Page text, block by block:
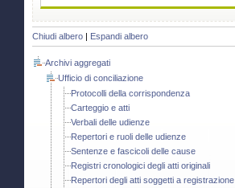
Chiudi albero Espandi albero
Archivi aggregati
Ufficio di conciliazione
Protocolli della corrispondenza
Carteggio e atti
Verbali delle udienze
Repertori e ruoli delle udienze
Sentenze e fascicoli delle cause
Registri cronologici degli atti originali
Repertori degli atti soggetti a registrazione